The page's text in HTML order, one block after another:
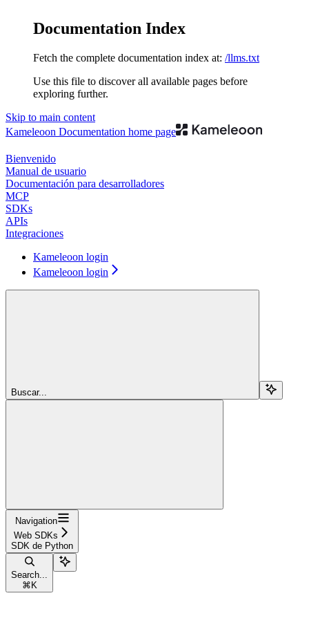
Documentation Index
Fetch the complete documentation index at: /llms.txt
Use this file to discover all available pages before
exploring further.
Skip to main content
Kameleoon Documentation home page
Bienvenido
Manual de usuario
Documentación para desarrolladores
MCP
SDKs
APIs
Integraciones
Kameleoon login
Kameleoon login
Buscar...
Navigation
Web SDKs
SDK de Python
Search...
⌘ K